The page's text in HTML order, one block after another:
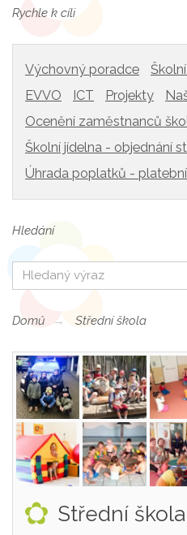
Rychle k cíli
Výchovný poradce
EVVO
ICT Projekty
Ocenění zaměstnanců
Školní jídelna - objednání
Úhrada poplatků -
Hledání
Domů Střední škola
Střední škola